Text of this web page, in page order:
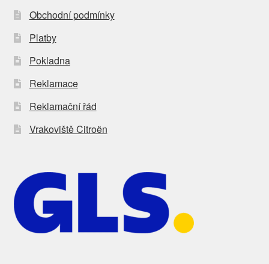
Obchodní podmínky
Platby
Pokladna
Reklamace
Reklamační řád
Vrakoviště Citroën